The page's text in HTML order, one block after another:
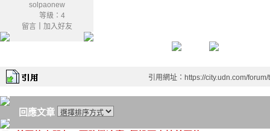
solpaonew
等級：4
留言｜ 加入好友
引用網址：https://city.udn.com/
回應文章